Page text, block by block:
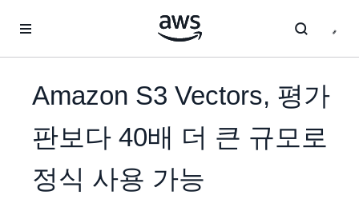
Amazon S3 Vectors, 평가
판보다 40배 더 큰 규모로
정식 사용 가능